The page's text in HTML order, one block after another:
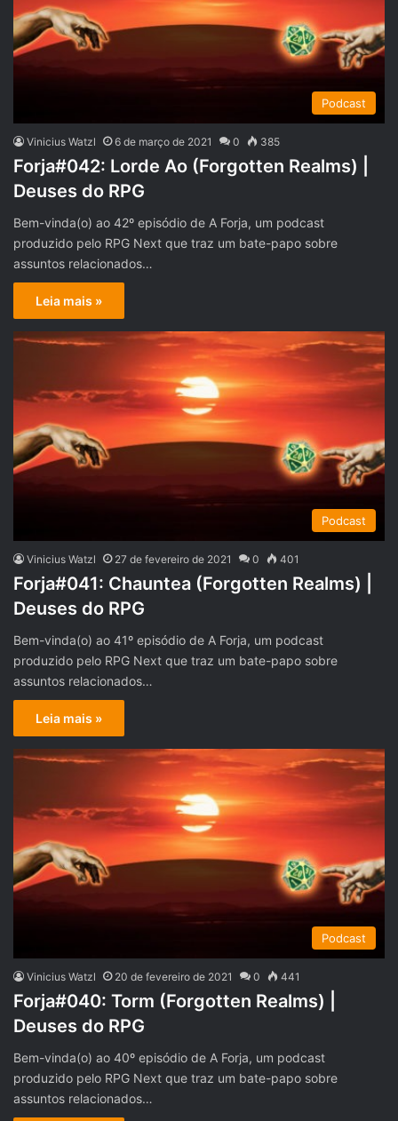
Podcast
Vinicius Watzl 6 de março de 2021 0 385
Forja#042: Lorde Ao (Forgotten Realms) |
Deuses do RPG
Bem-vinda(o) ao 42º episódio de A Forja, um podcast
produzido pelo RPG Next que traz um bate-papo sobre
assuntos relacionados…
Leia mais »
Podcast
Vinicius Watzl 27 de fevereiro de 2021 0 401
Forja#041: Chauntea (Forgotten Realms) |
Deuses do RPG
Bem-vinda(o) ao 41º episódio de A Forja, um podcast
produzido pelo RPG Next que traz um bate-papo sobre
assuntos relacionados…
Leia mais »
Podcast
Vinicius Watzl 20 de fevereiro de 2021 0 441
Forja#040: Torm (Forgotten Realms) |
Deuses do RPG
Bem-vinda(o) ao 40º episódio de A Forja, um podcast
produzido pelo RPG Next que traz um bate-papo sobre
assuntos relacionados…